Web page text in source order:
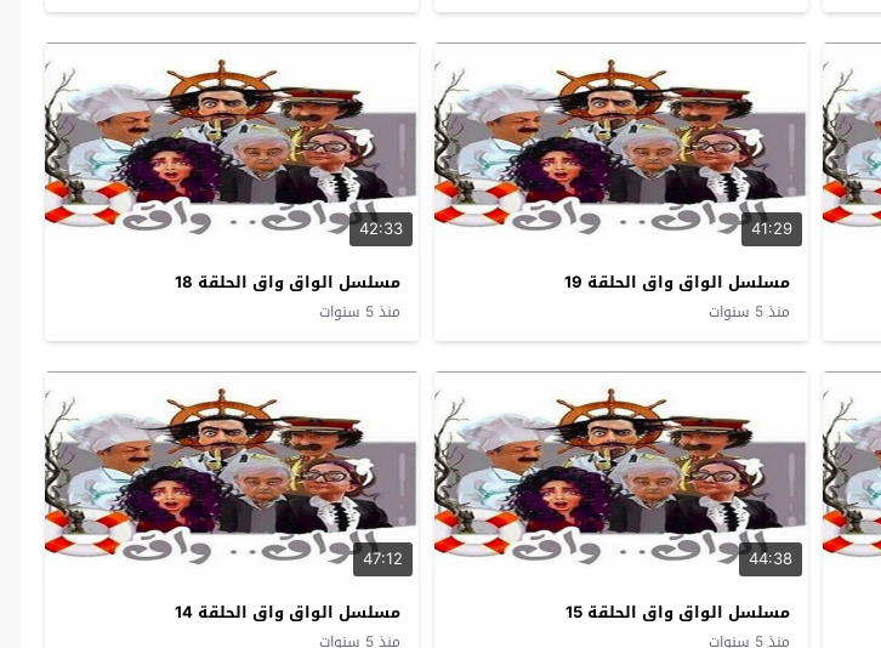
41:29
مسلسل الواق واق الحلقة 19
منذ 5 سنوات
42:33
مسلسل الواق واق الحلقة 18
منذ 5 سنوات
44:38
مسلسل الواق واق الحلقة 15
منذ 5 سنوات
47:12
مسلسل الواق واق الحلقة 14
منذ 5 سنوات